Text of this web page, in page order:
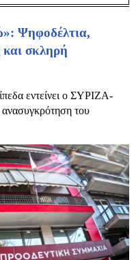
Ψηφοδέλτια,
και σκληρή
εντείνει ο ΣΥΡΙΖΑ-
του